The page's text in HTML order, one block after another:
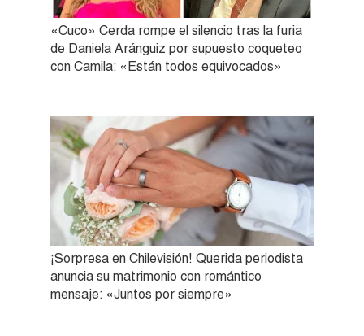
«Cuco» Cerda rompe el silencio tras la furia
de Daniela Aránguiz por supuesto coqueteo
con Camila: «Están todos equivocados»
¡Sorpresa en Chilevisión! Querida periodista
anuncia su matrimonio con romántico
mensaje: «Juntos por siempre»